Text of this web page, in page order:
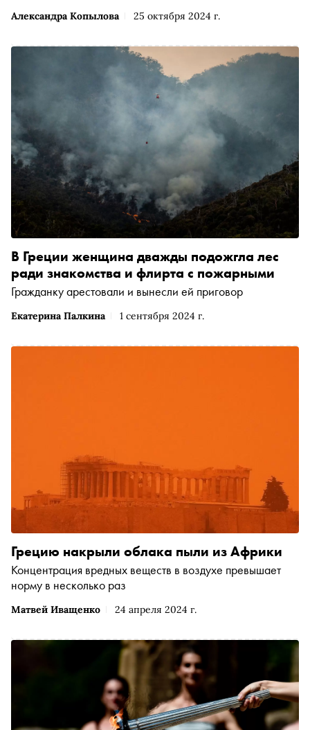
Александра Копылова 25 октября 2024 г.
Екатерина Палкина 1 сентября 2024 г.
В Греции женщина дважды подожгла лес
ради знакомства и флирта с пожарными
Гражданку арестовали и вынесли ей приговор
Матвей Иващенко 24 апреля 2024 г.
Грецию накрыли облака пыли из Африки
Концентрация вредных веществ в воздухе превышает
норму в несколько раз